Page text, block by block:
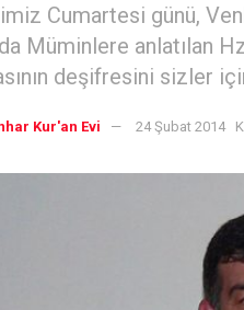
Cumartesi günü,
Müminlere anlatılan
deşifresini sizler
Kur'an Evi 24 Şubat 2014